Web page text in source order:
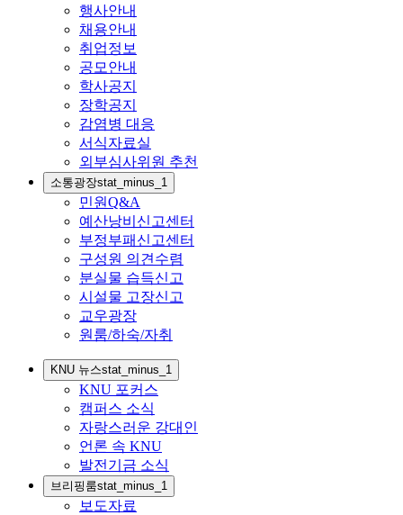
행사안내
채용안내
취업정보
공모안내
학사공지
장학공지
감염병 대응
서식자료실
외부심사위원 추천
소통광장stat_minus_1
민원Q&A
예산낭비신고센터
부정부패신고센터
구성원 의견수렴
분실물 습득신고
시설물 고장신고
교우광장
원룸/하숙/자취
KNU 뉴스stat_minus_1
KNU 포커스
캠퍼스 소식
자랑스러운 강대인
언론 속 KNU
발전기금 소식
브리핑룸stat_minus_1
보도자료